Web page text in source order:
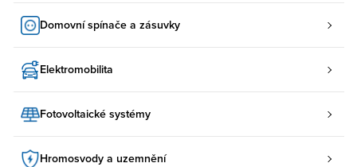
Domovní spínače a zásuvky
Elektromobilita
Fotovoltaické systémy
Hromosvody a uzemnění